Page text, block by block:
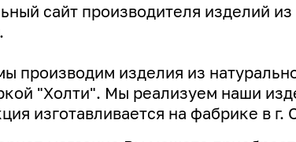
сайт производителя изделий
производим изделия из
"Холти". Мы реализуем наши
изготавливается на фабрике в г.